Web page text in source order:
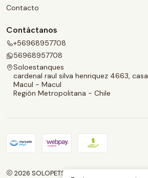
Contacto
Contáctanos
+56968957708
56968957708
Soloestanques
cardenal raul silva henriquez 4663, casa
Macul - Macul
Región Metropolitana - Chile
2026 SOLOPETS.CL.